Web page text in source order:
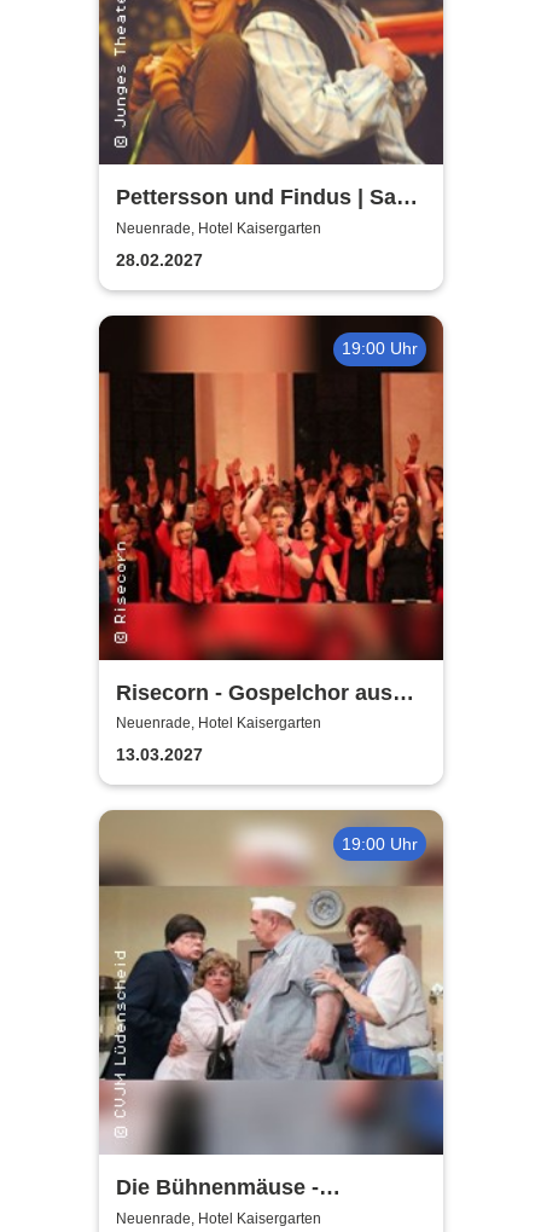
Pettersson und Findus | Saal
des Hotels Kaisergarten
Neuenrade
Neuenrade, Hotel Kaisergarten
28.02.2027
19:00 Uhr
Risecorn - Gospelchor aus
Lüdenscheid
Neuenrade, Hotel Kaisergarten
13.03.2027
19:00 Uhr
Die Bühnenmäuse -
Laientheater CVJM
Neuenrade, Hotel Kaisergarten